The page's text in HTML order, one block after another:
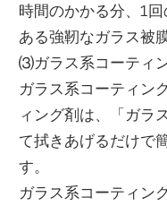
時間のかかる分、1
ある強靭なガラス被
⑶ガラス系コーティ
ガラス系コーティン
ィング剤は、「ガラ
て拭きあげるだけで
す。
ガラス系コーティン